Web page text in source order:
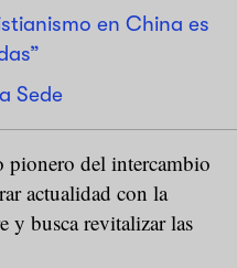
en China es
Sede
pionero del intercambio
actualidad con la
y busca revitalizar las